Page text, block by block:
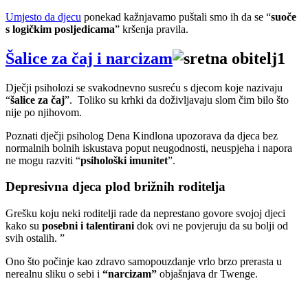
Umjesto da djecu ponekad kažnjavamo puštali smo ih da se “suoče
s logičkim posljedicama” kršenja pravila.
Šalice za čaj i narcizam
Dječji psiholozi se svakodnevno susreću s djecom koje nazivaju
“šalice za čaj”. Toliko su krhki da doživljavaju slom čim bilo što
nije po njihovom.
Poznati dječji psiholog Dena Kindlona upozorava da djeca bez
normalnih bolnih iskustava poput neugodnosti, neuspjeha i napora
ne mogu razviti “psihološki imunitet”.
Depresivna djeca plod brižnih roditelja
Grešku koju neki roditelji rade da neprestano govore svojoj djeci
kako su posebni i talentirani dok ovi ne povjeruju da su bolji od
svih ostalih. ”
Ono što počinje kao zdravo samopouzdanje vrlo brzo prerasta u
nerealnu sliku o sebi i “narcizam” objašnjava dr Twenge.